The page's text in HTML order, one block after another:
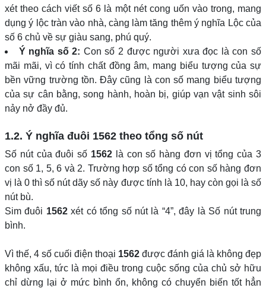
xét theo cách viết số 6 là một nét cong uốn vào trong, mang
dụng ý lộc tràn vào nhà, càng làm tăng thêm ý nghĩa Lộc của
số 6 chủ về sự giàu sang, phú quý.
Ý nghĩa số 2: Con số 2 được người xưa đọc là con số
mãi mãi, vì có tính chất đồng âm, mang biểu tượng của sự
bền vững trường tồn. Đây cũng là con số mang biểu tượng
của sự cân bằng, song hành, hoàn bị, giúp vạn vật sinh sôi
nảy nở đầy đủ.
1.2. Ý nghĩa đuôi 1562 theo tổng số nút
Số nút của đuôi số 1562là con số hàng đơn vị tổng của 3
con số 1, 5, 6 và 2. Trường hợp số tổng có con số hàng đơn
vị là 0 thì số nút dãy số này được tính là 10, hay còn gọi là số
nút bù.
Sim đuôi 1562xét có tổng số nút là “4”, đây là Số nút trung
bình.
Vì thế, 4 số cuối điện thoại 1562 được đánh giá là không đẹp
không xấu, tức là mọi điều trong cuộc sống của chủ sở hữu
chỉ dừng lại ở mức bình ổn, không có chuyển biến tốt hẳn